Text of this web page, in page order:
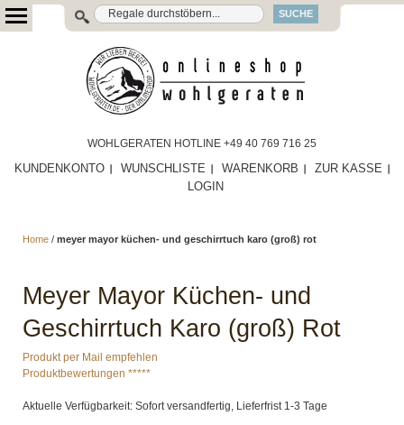
SUCHE
WOHLGERATEN HOTLINE +49 40 769 716 25
KUNDENKONTO WUNSCHLISTE WARENKORB
ZUR KASSE
LOGIN
Home / meyer mayor küchen- und geschirrtuch karo (groß) rot
Meyer Mayor Küchen- und
Geschirrtuch Karo (groß) Rot
Produkt per Mail empfehlen
Produktbewertungen *****
Aktuelle Verfügbarkeit: Sofort versandfertig, Lieferfrist 1-3 Tage